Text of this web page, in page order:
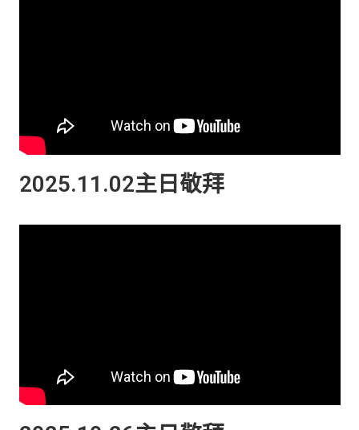
2025.11.02主日敬拜